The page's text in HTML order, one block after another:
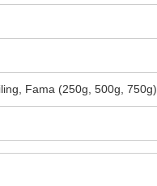
Fama (250g, 500g,